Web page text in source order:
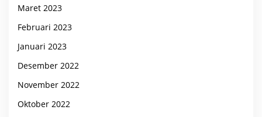
Maret 2023
Februari 2023
Januari 2023
Desember 2022
November 2022
Oktober 2022